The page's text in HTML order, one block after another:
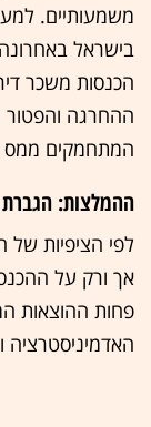
משמעותיים.
בישראל
הכנסות משכר
ההחרגה
המתחמקים ממס
ההמלצות: הגברת
אך ורק על
פחות ההוצאות